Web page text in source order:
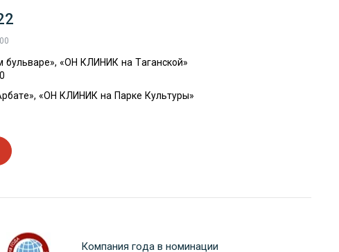
«ОН КЛИНИК на Таганской»
«ОН КЛИНИК на Парке Культуры»
Компания года в номинации